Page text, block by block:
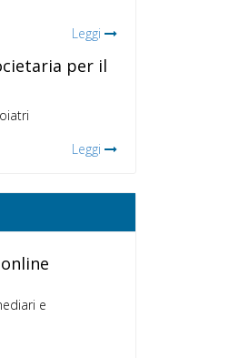
Leggi
per il
Leggi
e